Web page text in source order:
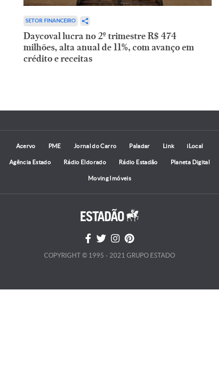
SETOR FINANCEIRO
Daycoval lucra no 2º trimestre R$ 474
milhões, alta anual de 11%, com avanço em
crédito e receitas
Acervo PME Jornal do Carro Paladar Link iLocal
Agência Estado Rádio Eldorado Rádio Estadão Planeta Digital
Moving Imóveis
COPYRIGHT © 1995 - 2021 GRUPO ESTADO